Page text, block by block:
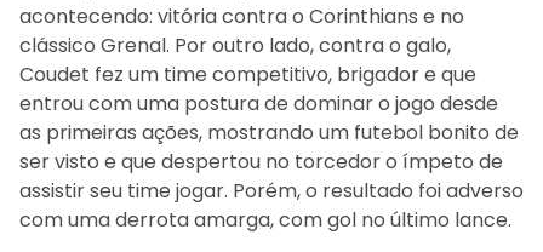
acontecendo: vitória contra o Corinthians e no
clássico Grenal. Por outro lado, contra o galo,
Coudet fez um time competitivo, brigador e que
entrou com uma postura de dominar o jogo desde
as primeiras ações, mostrando um futebol bonito de
ser visto e que despertou no torcedor o ímpeto de
assistir seu time jogar. Porém, o resultado foi adverso
com uma derrota amarga, com gol no último lance.